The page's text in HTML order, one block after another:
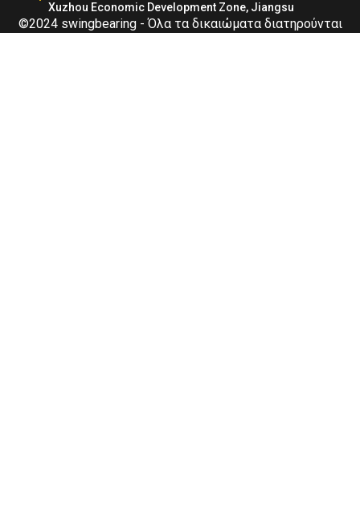
Xuzhou Economic Development Zone, Jiangsu
©2024 swingbearing - Όλα τα δικαιώματα διατηρούνται